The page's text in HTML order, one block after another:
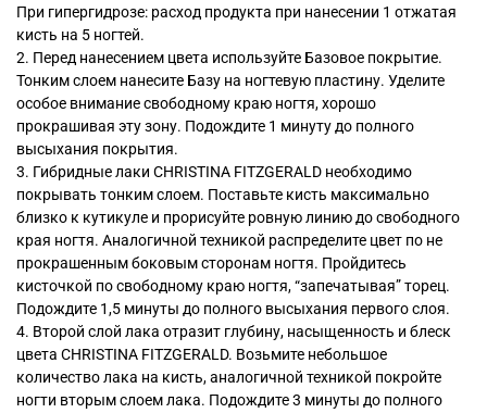
При гипергидрозе: расход продукта при нанесении 1 отжатая
кисть на 5 ногтей.
2. Перед нанесением цвета используйте Базовое покрытие.
Тонким слоем нанесите Базу на ногтевую пластину. Уделите
особое внимание свободному краю ногтя, хорошо
прокрашивая эту зону. Подождите 1 минуту до полного
высыхания покрытия.
3. Гибридные лаки CHRISTINA FITZGERALD необходимо
покрывать тонким слоем. Поставьте кисть максимально
близко к кутикуле и прорисуйте ровную линию до свободного
края ногтя. Аналогичной техникой распределите цвет по не
прокрашенным боковым сторонам ногтя. Пройдитесь
кисточкой по свободному краю ногтя, “запечатывая” торец.
Подождите 1,5 минуты до полного высыхания первого слоя.
4. Второй слой лака отразит глубину, насыщенность и блеск
цвета CHRISTINA FITZGERALD. Возьмите небольшое
количество лака на кисть, аналогичной техникой покройте
ногти вторым слоем лака. Подождите 3 минуты до полного